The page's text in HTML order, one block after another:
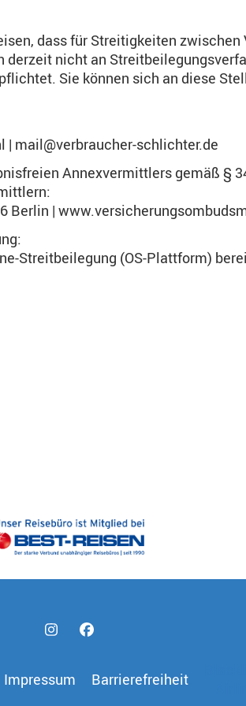
dass für Streitigkeiten
nicht an
Sie können sich an diese
| mail@verbraucher-schlichter.de
Annexvermittlers gemäß §
Berlin |
Streitbeilegung (OS-Plattform)
Impressum Barrierefreiheit